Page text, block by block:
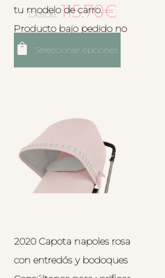
tu modelo de carro.
Producto bajo pedido no
se acepta devolución.
Desde:115.70€
Seleccionar opciones
2020 Capota napoles rosa
con entredós y bodoques